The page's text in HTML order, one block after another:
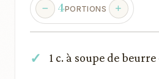
4PORTIONS
1 c. à soupe de